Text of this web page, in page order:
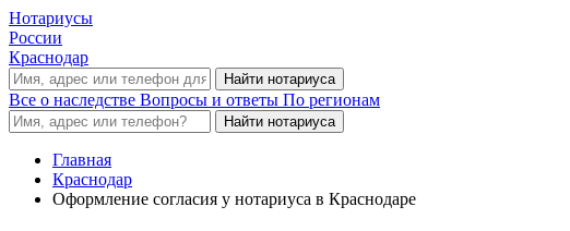
Нотариусы
России
Краснодар
Все о наследстве Вопросы и ответы По регионам
Главная
Краснодар
Оформление согласия у нотариуса в Краснодаре